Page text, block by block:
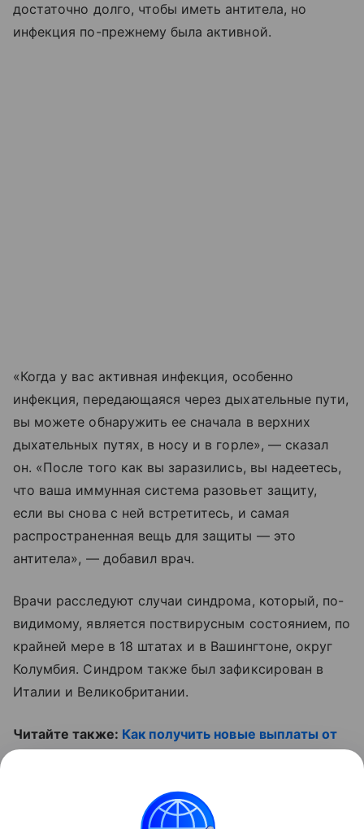
достаточно долго, чтобы иметь антитела, но
инфекция по-прежнему была активной.
«Когда у вас активная инфекция, особенно
инфекция, передающаяся через дыхательные пути,
вы можете обнаружить ее сначала в верхних
дыхательных путях, в носу и в горле», — сказал
он. «После того как вы заразились, вы надеетесь,
что ваша иммунная система разовьет защиту,
если вы снова с ней встретитесь, и самая
распространенная вещь для защиты — это
антитела», — добавил врач.
Врачи расследуют случаи синдрома, который, по-
видимому, является поствирусным состоянием, по
крайней мере в 18 штатах и в Вашингтоне, округ
Колумбия. Синдром также был зафиксирован в
Италии и Великобритании.
Читайте также: Как получить новые выплаты от
Контент недоступен